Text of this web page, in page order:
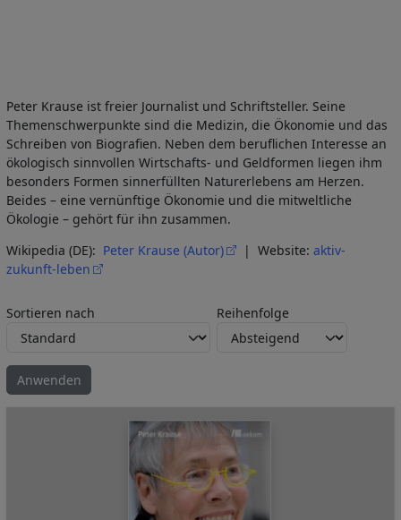
Peter Krause ist freier Journalist und Schriftsteller. Seine
Themenschwerpunkte sind die Medizin, die Ökonomie und das
Schreiben von Biografien. Neben dem beruflichen Interesse an
ökologisch sinnvollen Wirtschafts- und Geldformen liegen ihm
besonders Formen sinnerfüllten Naturerlebens am Herzen.
Beides – eine vernünftige Ökonomie und die mitweltliche
Ökologie – gehört für ihn zusammen.
Wikipedia (DE): Peter Krause (Autor) | Website: aktiv-
zukunft-leben
Sortieren nach Reihenfolge